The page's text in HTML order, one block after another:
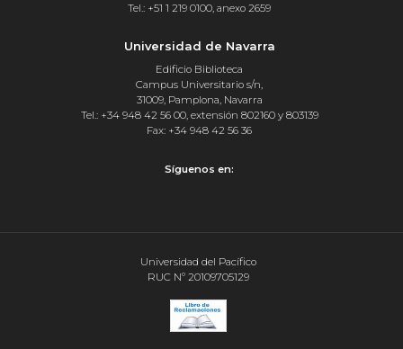
Tel.: +51 1 219 0100, anexo 2659
Universidad de Navarra
Edificio Biblioteca
Campus Universitario s/n,
31009, Pamplona, Navarra
Tel.: +34 948 42 56 00, extensión 802160 y 803139
Fax: +34 948 42 56 36
Síguenos en:
Universidad del Pacífico
RUC Nº 20109705129